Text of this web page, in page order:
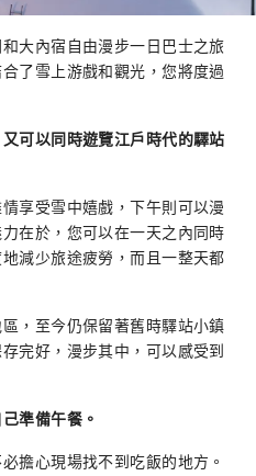
大內宿自由漫步一日巴士之旅
了雪上游戲和觀光，您將度過
可以同時遊覽江戶時代的驛站
享受雪中嬉戲，下午則可以漫
在於，您可以在一天之內同時
減少旅途疲勞，而且一整天都
，至今仍保留著舊時驛站小鎮
完好，漫步其中，可以感受到
準備午餐。
擔心現場找不到吃飯的地方。